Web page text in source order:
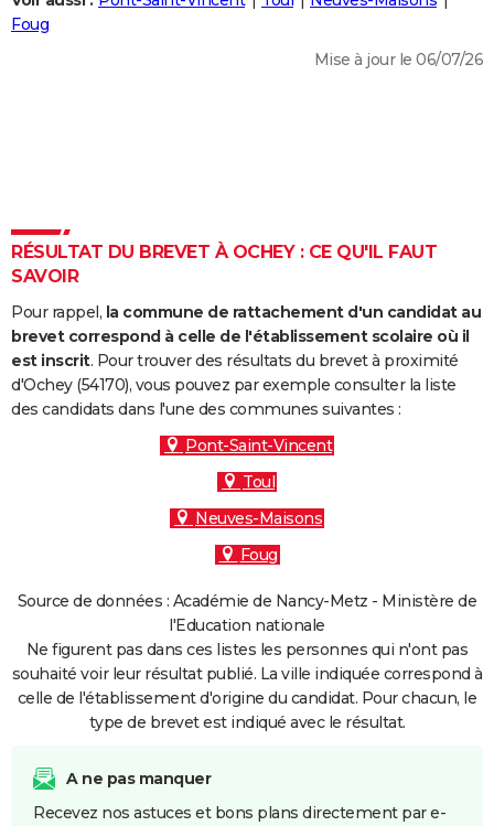
Destinations
City break
Voyage nature
Voyage de noces
Forum
Climat
+
PHOTO
Dictionnaire
Biographies
Citations
Expressions
Proverbes
PROGRAMME TV
S'inscrire
Se connecter
Lycées
Collèges
Primaires
Universités
Entreprises
Service militaire
Avis de recherche
AVIS DE DÉCÈS
FORUM
Foug
Mise à jour le 06/07/26
RÉSULTAT DU BREVET À OCHEY : CE QU'IL FAUT
SAVOIR
Pour rappel, la commune de rattachement d'un candidat au
brevet correspond à celle de l'établissement scolaire où il
est inscrit. Pour trouver des résultats du brevet à proximité
d'Ochey (54170), vous pouvez par exemple consulter la liste
des candidats dans l'une des communes suivantes :
Pont-Saint-Vincent
Toul
Neuves-Maisons
Foug
Source de données : Académie de Nancy-Metz - Ministère de
l'Education nationale
Ne figurent pas dans ces listes les personnes qui n'ont pas
souhaité voir leur résultat publié. La ville indiquée correspond à
celle de l'établissement d'origine du candidat. Pour chacun, le
type de brevet est indiqué avec le résultat.
A ne pas manquer
Recevez nos astuces et bons plans directement par e-